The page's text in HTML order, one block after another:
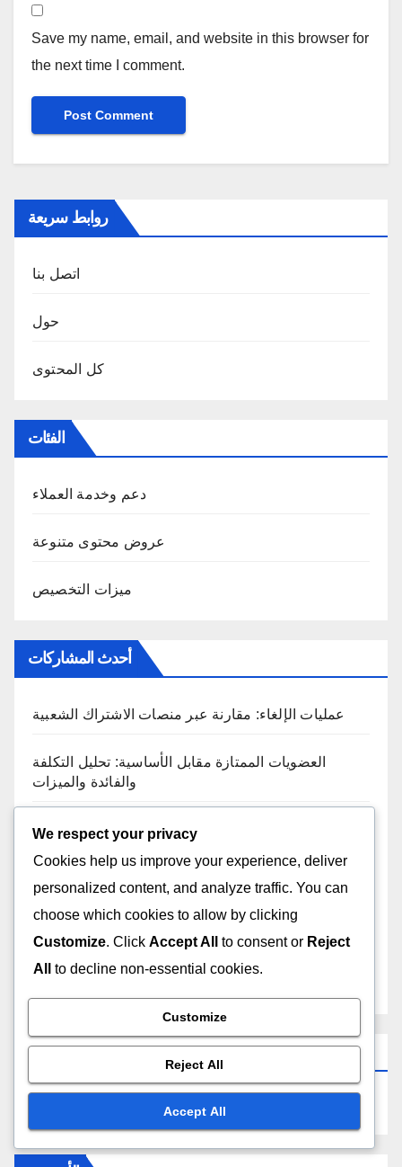
Save my name, email, and website in this browser for
the next time I comment.
روابط سريعة
اتصل بنا
حول
كل المحتوى
الفئات
دعم وخدمة العملاء
عروض محتوى متنوعة
ميزات التخصيص
أحدث المشاركات
عمليات الإلغاء: مقارنة عبر منصات الاشتراك الشعبية
العضويات الممتازة مقابل الأساسية: تحليل التكلفة
والفائدة والميزات
الوصول إلى موارد المساعدة: قنوات الدعم، الوثائق وأدلة
منتديات المجتمع: الفعالية، تفاعل المستخدم وحل
المشكلات
الاشتراكات الشهرية مقابل السنوية: شروط وأحكام
بحث
We respect your privacy
Cookies help us improve your experience, deliver
personalized content, and analyze traffic. You can
choose which cookies to allow by clicking
Customize. Click Accept All to consent or Reject
All
to decline non-essential cookies.
Customize
Reject All
Accept All